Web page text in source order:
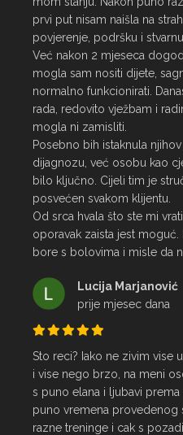
prvi put nisam naišla na
povjerenje, podršku i
Već nakon 2 mjeseca
mogla sam nositi dijete,
normalno funkcionirati.
rada, redovito vježbam i
mogla ni zamisliti.
Posebno bih istaknula
dijagnozu, već osobu kao
bilo ključno. Cijeli tim je
posvećen svakom klijentu.
Od srca hvala što ste mi
oporavak zaista jest
bore s bolovima i misle da
Lucija Marjanović
prije mjesec dana
Sto reci? Iako ne zivim vise
i vise nego brzo, na meni
s puno elana i ljubavi
puno vremena provedenog
razne treninge i cak s